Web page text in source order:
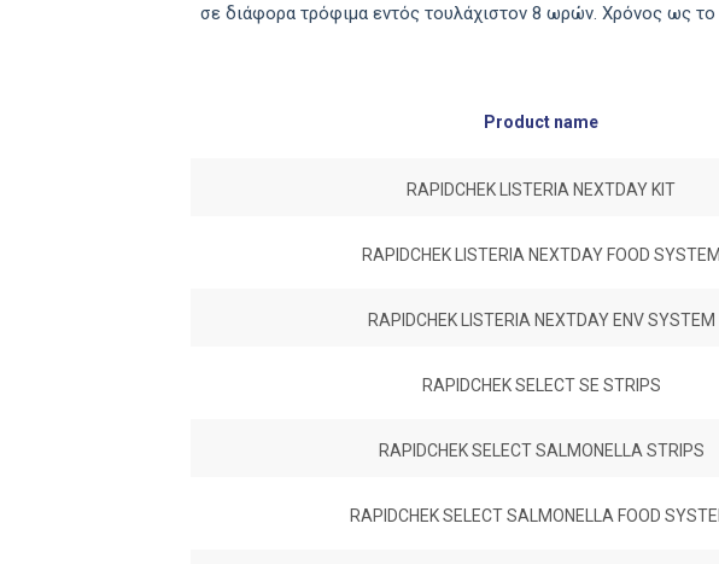
σε διάφορα τρόφιμα εντός τουλάχιστον 8 ωρών.
Product name
RAPIDCHEK LISTERIA NEXTDAY KIT
RAPIDCHEK LISTERIA NEXTDAY FOOD SYSTEM
RAPIDCHEK LISTERIA NEXTDAY ENV SYSTEM
RAPIDCHEK SELECT SE STRIPS
RAPIDCHEK SELECT SALMONELLA STRIPS
RAPIDCHEK SELECT SALMONELLA FOOD